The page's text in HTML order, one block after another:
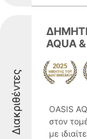
Διακριθέντες
AQUA
OASIS
στον
με